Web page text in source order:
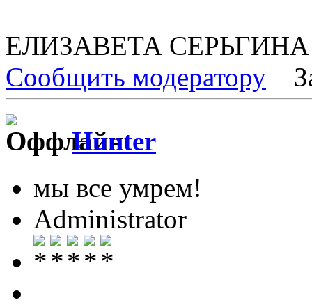
ЕЛИЗАВЕТА СЕРЬГИНА
Сообщить модератору
Hunter
мы все умрем!
Administrator